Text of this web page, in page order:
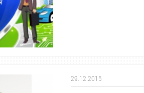
29.12.2015